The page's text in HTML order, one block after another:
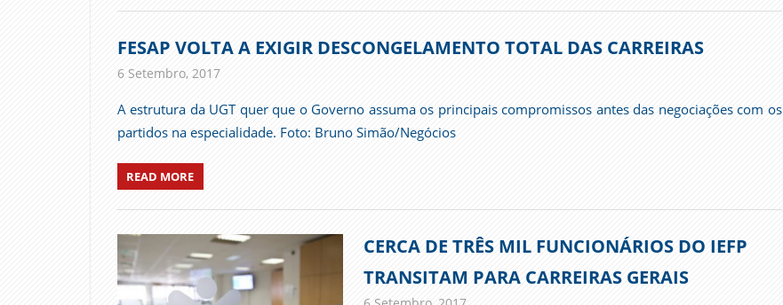
FESAP VOLTA A EXIGIR DESCONGELAMENTO TOTAL DAS CARREIRAS
6 Setembro, 2017
A estrutura da UGT quer que o Governo assuma os principais compromissos antes das negociações com os
partidos na especialidade. Foto: Bruno Simão/Negócios
READ MORE
CERCA DE TRÊS MIL FUNCIONÁRIOS DO IEFP
TRANSITAM PARA CARREIRAS GERAIS